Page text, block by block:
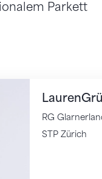
Parkett
Lauren
RG
STP Zürich